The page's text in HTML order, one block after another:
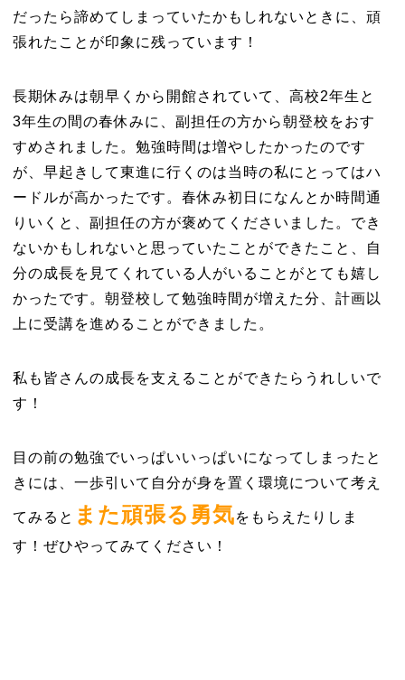
だったら諦めてしまっていたかもしれないときに、頑
張れたことが印象に残っています！
長期休みは朝早くから開館されていて、高校2年生と
3年生の間の春休みに、副担任の方から朝登校をおす
すめされました。勉強時間は増やしたかったのです
が、早起きして東進に行くのは当時の私にとってはハ
ードルが高かったです。春休み初日になんとか時間通
りいくと、副担任の方が褒めてくださいました。でき
ないかもしれないと思っていたことができたこと、自
分の成長を見てくれている人がいることがとても嬉し
かったです。朝登校して勉強時間が増えた分、計画以
上に受講を進めることができました。
私も皆さんの成長を支えることができたらうれしいで
す！
目の前の勉強でいっぱいいっぱいになってしまったと
きには、一歩引いて自分が身を置く環境について考え
てみると また頑張る勇気をもらえたりしま
す！ぜひやってみてください！